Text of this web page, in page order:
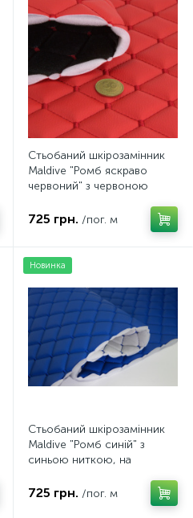
Стьобаний шкірозамінник
Maldive "Ромб яскраво
червоний" з червоною
флізеліні, ширина 1,35м
725 грн. /пог. м
Новинка
Стьобаний шкірозамінник
Maldive "Ромб синій" з
синьою ниткою, на
ширина 1,35м Туреччина
725 грн. /пог. м